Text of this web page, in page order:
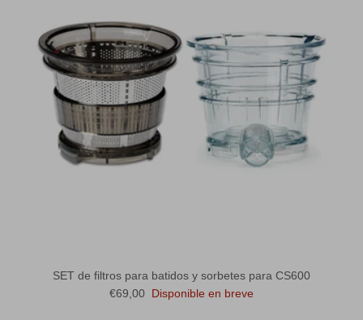
SET de filtros para batidos y sorbetes para CS600
Precio normal
€69,00 Disponible en breve